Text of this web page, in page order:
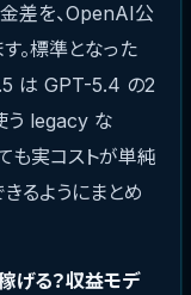
差を、OpenAI公
。標準となった
は GPT-5.4 の2
う legacy な
も実コストが単純
るようにまとめ
げる？収益モデ